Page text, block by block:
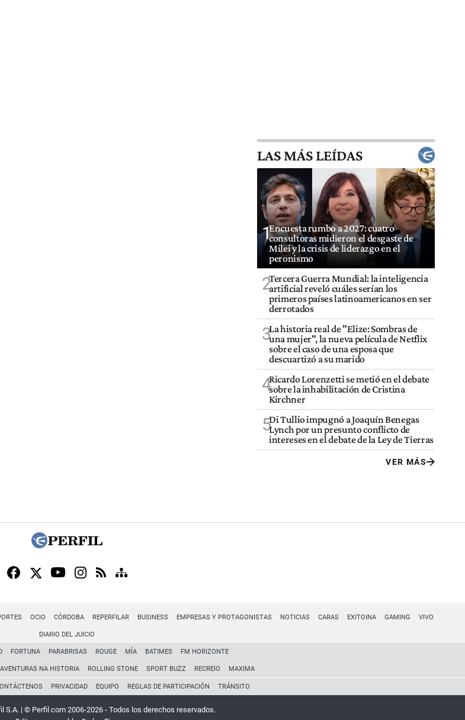
LAS MÁS LEÍDAS
1Encuesta rumbo a 2027: cuatro
consultoras midieron el desgaste de
Milei y la crisis de liderazgo en el
peronismo
2Tercera Guerra Mundial: la inteligencia
artificial reveló cuáles serían los
primeros países latinoamericanos en ser
derrotados
3La historia real de "Elize: Sombras de
una mujer", la nueva película de Netflix
sobre el caso de una esposa que
descuartizó a su marido
4Ricardo Lorenzetti se metió en el debate
sobre la inhabilitación de Cristina
Kirchner
5Di Tullio impugnó a Joaquín Benegas
Lynch por un presunto conflicto de
intereses en el debate de la Ley de Tierras
VER MÁS
OCIO CÓRDOBA REPERFILAR BUSINESS EMPRESAS Y PROTAGONISTAS NOTICIAS CARAS EXITOINA GAMING VIVO
DIARIO DEL JUICIO
FORTUNA PARABRISAS ROUGE MÍA BATIMES FM HORIZONTE
AVENTURAS NA HISTORIA ROLLING STONE SPORT BUZZ RECREIO MAXIMA
PRIVACIDAD EQUIPO REGLAS DE PARTICIPACIÓN TRÁNSITO
S.A. | © Perfil.com 2006-2026 - Todos los derechos reservados.